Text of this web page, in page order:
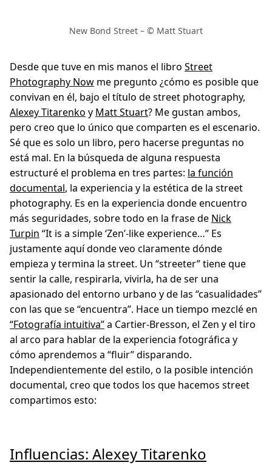
New Bond Street – © Matt Stuart
Desde que tuve en mis manos el libro Street
Photography Now me pregunto ¿cómo es posible que
convivan en él, bajo el título de street photography,
Alexey Titarenko y Matt Stuart? Me gustan ambos,
pero creo que lo único que comparten es el escenario.
Sé que es solo un libro, pero hacerse preguntas no
está mal. En la búsqueda de alguna respuesta
estructuré el problema en tres partes: la función
documental, la experiencia y la estética de la street
photography. Es en la experiencia donde encuentro
más seguridades, sobre todo en la frase de Nick
Turpin “It is a simple ‘Zen’-like experience…” Es
justamente aquí donde veo claramente dónde
empieza y termina la street. Un “streeter” tiene que
sentir la calle, respirarla, vivirla, ha de ser una
apasionado del entorno urbano y de las “casualidades”
con las que se “encuentra”. Hace un tiempo mezclé en
“Fotografía intuitiva”a Cartier-Bresson, el Zen y el tiro
al arco para hablar de la experiencia fotográfica y
cómo aprendemos a “fluir” disparando.
Independientemente del estilo, o la posible intención
documental, creo que todos los que hacemos street
compartimos esto:
Influencias: Alexey Titarenko